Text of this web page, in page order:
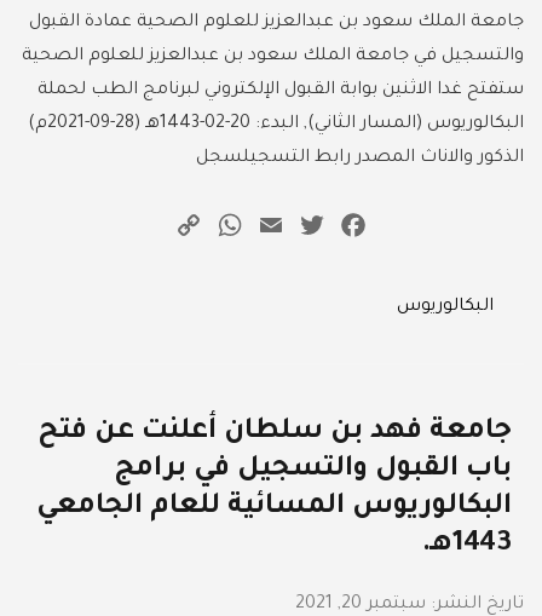
جامعة الملك سعود بن عبدالعزيز للعلوم الصحية عمادة القبول
والتسجيل في جامعة الملك سعود بن عبدالعزيز للعلوم الصحية
ستفتح غدا الاثنين بوابة القبول الإلكتروني لبرنامج الطب لحملة
البكالوريوس (المسار الثاني), البدء: 20-02-1443هـ (28-09-2021م)
الذكور والاناث المصدر رابط التسجيلسجل
Facebook
Twitter
Email
WhatsApp
Categories
البكالوريوس
جامعة فهد بن سلطان أعلنت عن فتح
باب القبول والتسجيل في برامج
البكالوريوس المسائية للعام الجامعي
1443هـ.
تاريخ النشر: سبتمبر 20, 2021